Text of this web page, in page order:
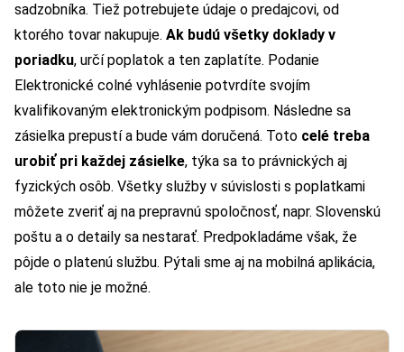
sadzobníka. Tiež potrebujete údaje o predajcovi, od
ktorého tovar nakupuje. Ak budú všetky doklady v
poriadku, určí poplatok a ten zaplatíte. Podanie
Elektronické colné vyhlásenie potvrdíte svojím
kvalifikovaným elektronickým podpisom. Následne sa
zásielka prepustí a bude vám doručená. Toto celé treba
urobiť pri každej zásielke, týka sa to právnických aj
fyzických osôb. Všetky služby v súvislosti s poplatkami
môžete zveriť aj na prepravnú spoločnosť, napr. Slovenskú
poštu a o detaily sa nestarať. Predpokladáme však, že
pôjde o platenú službu. Pýtali sme aj na mobilná aplikácia,
ale toto nie je možné.